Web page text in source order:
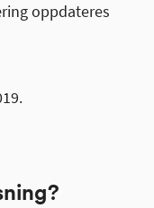
oppdateres